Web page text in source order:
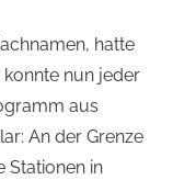
hatte
konnte nun jeder
aus
An der Grenze
Stationen in